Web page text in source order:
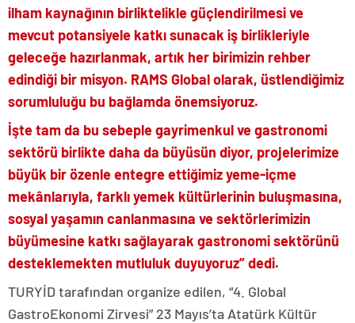
ilham kaynağının birliktelikle güçlendirilmesi ve
mevcut potansiyele katkı sunacak iş birlikleriyle
geleceğe hazırlanmak, artık her birimizin rehber
edindiği bir misyon. RAMS Global olarak, üstlendiğimiz
sorumluluğu bu bağlamda önemsiyoruz.
İşte tam da bu sebeple gayrimenkul ve gastronomi
sektörü birlikte daha da büyüsün diyor, projelerimize
büyük bir özenle entegre ettiğimiz yeme-içme
mekânlarıyla, farklı yemek kültürlerinin buluşmasına,
sosyal yaşamın canlanmasına ve sektörlerimizin
büyümesine katkı sağlayarak gastronomi sektörünü
desteklemekten mutluluk duyuyoruz” dedi.
TURYİD tarafından organize edilen, “4. Global
GastroEkonomi Zirvesi” 23 Mayıs’ta Atatürk Kültür